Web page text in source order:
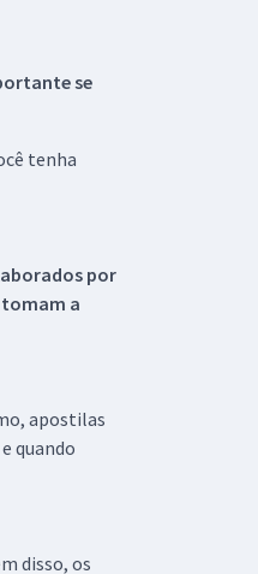
se
tenha
por
a
apostilas
quando
disso, os